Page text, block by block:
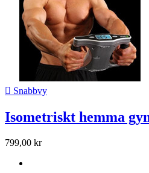
 Snabbvy
Isometriskt hemma
799,00 kr